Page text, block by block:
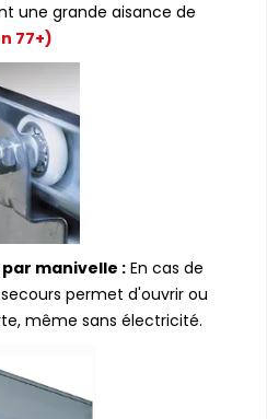
une grande aisance de
77+)
manivelle : En cas de
permet d'ouvrir ou
même sans électricité.